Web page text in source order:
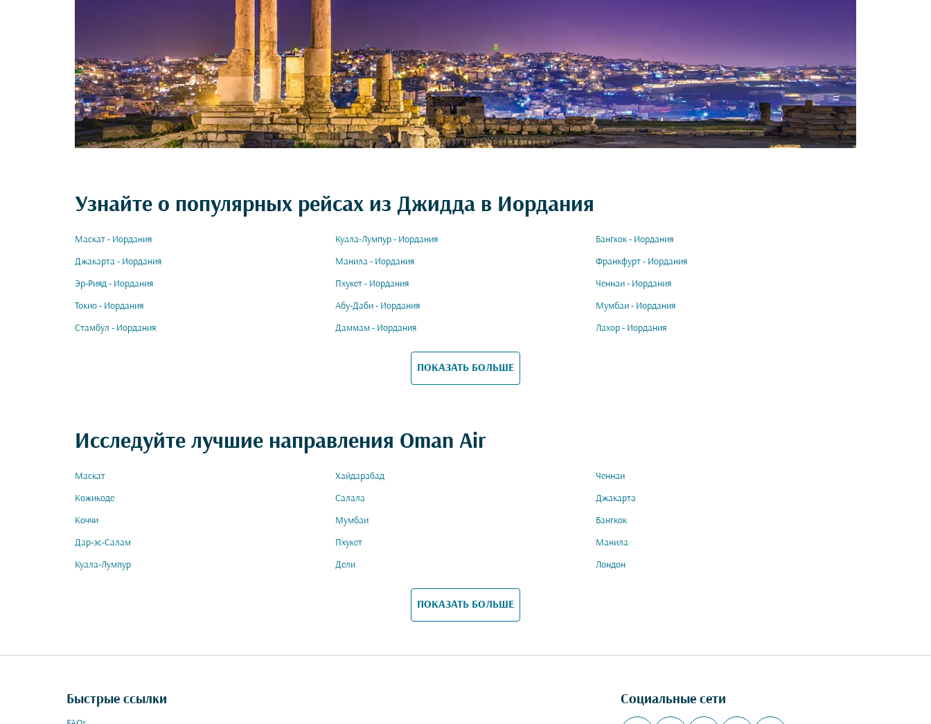
Узнайте о популярных рейсах из Джидда в Иордания
Маскат - Иордания Куала-Лумпур - Иордания Бангкок - Иордания
Джакарта - Иордания Манила - Иордания Франкфурт - Иордания
Эр-Рияд - Иордания Пхукет - Иордания Ченнаи - Иордания
Токио - Иордания Абу-Даби - Иордания Мумбаи - Иордания
Стамбул - Иордания Даммам - Иордания Лахор - Иордания
ПОКАЗАТЬ БОЛЬШЕ
Исследуйте лучшие направления Oman Air
Маскат Хайдарабад Ченнаи
Кожикоде Салала Джакарта
Коччи Мумбаи Бангкок
Дар-эс-Салам Пхукет Манила
Куала-Лумпур Дели Лондон
ПОКАЗАТЬ БОЛЬШЕ
Быстрые ссылки Социальные сети